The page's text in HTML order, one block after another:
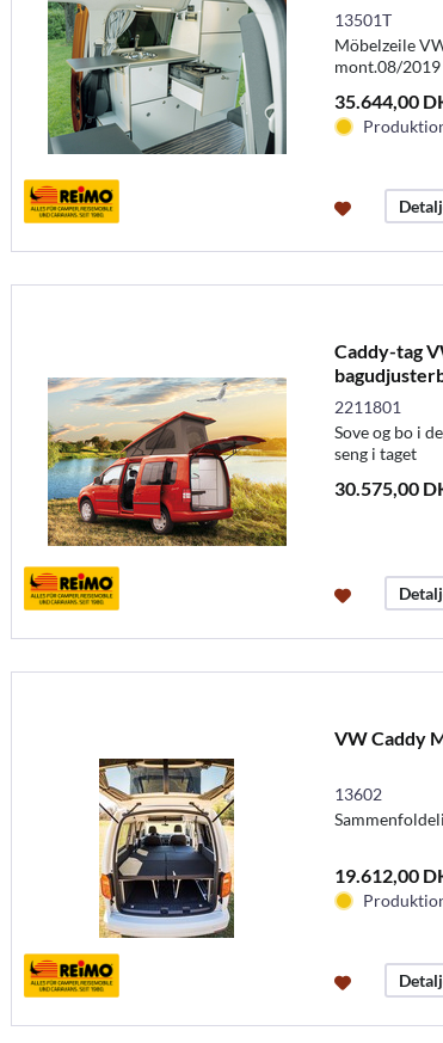
13501T
Möbelzeile
mont.08/2019
35.644,00
Caddy-tag
2211801
Sove og bo i
seng i taget
30.575,00
VW Caddy
13602
19.612,00